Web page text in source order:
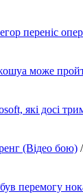
переніс
може
які досі
(Відео бою)
перемогу